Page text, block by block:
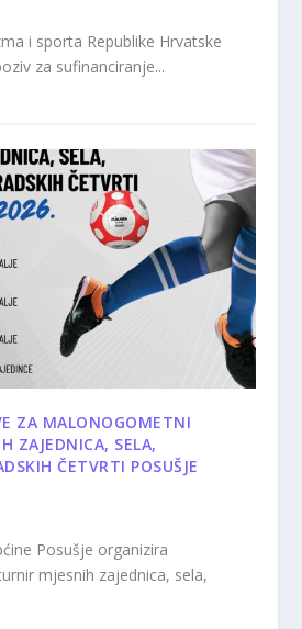
i sporta Republike Hrvatske
za sufinanciranje...
ZA MALONOGOMETNI
ZAJEDNICA, SELA,
ČETVRTI POSUŠJE
Posušje organizira
mjesnih zajednica, sela,